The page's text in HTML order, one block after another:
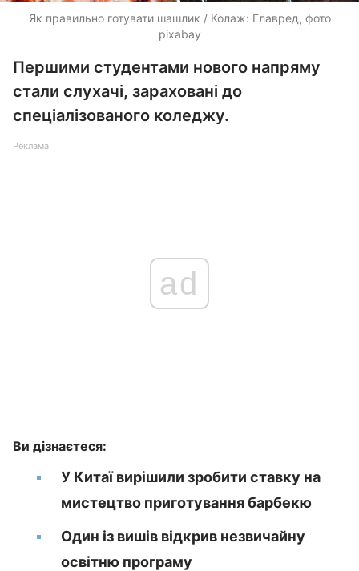
Як правильно готувати шашлик / Колаж: Главред, фото
pixabay
Першими студентами нового напряму
стали слухачі, зараховані до
спеціалізованого коледжу.
Реклама
ad
Ви дізнаєтеся:
У Китаї вирішили зробити ставку на
мистецтво приготування барбекю
Один із вишів відкрив незвичайну
освітню програму